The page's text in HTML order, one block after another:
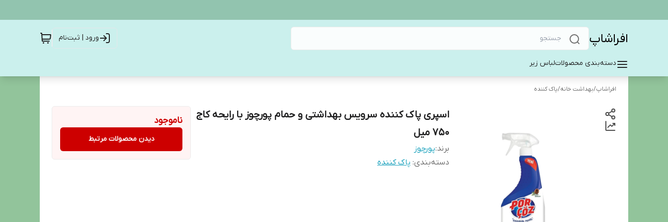
افراشاپ ورود | ثبت‌نام
دسته‌بندی محصولاتلباس زیر
افراشاپ/بهداشت خانه/پاک کننده
اسپری پاک کننده سرویس بهداشتی و حمام پورچوز با رایحه کاج
750 میل
برند:پورچوز
دسته‌بندی: پاک کننده
ناموجود
دیدن محصولات مرتبط